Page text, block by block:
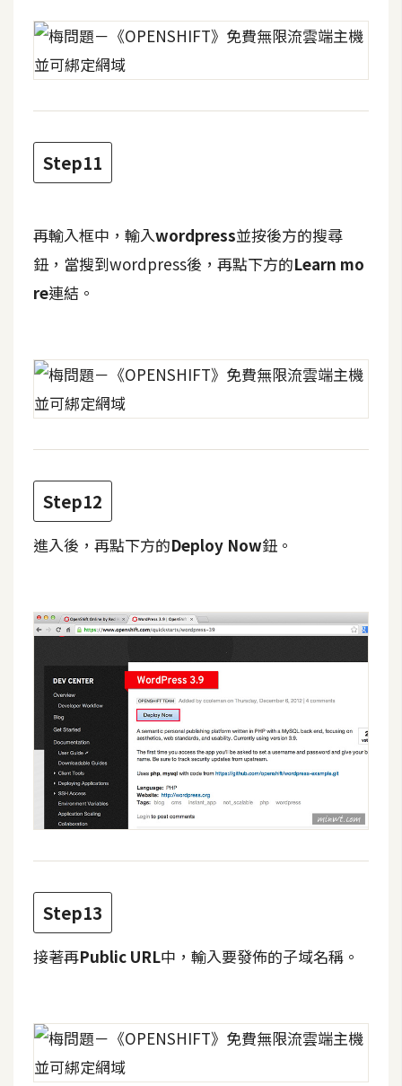
伺
服
器
資
源
免
費
圖
示
費
版
型
M
A
C
箱
章
全
站
合
Step11
再輸入框中，輸入wordpress並按後方的搜尋
鈕，當搜到wordpress後，再點下方的Learn mo
re連結。
Step12
進入後，再點下方的Deploy Now鈕。
Step13
接著再Public URL中，輸入要發佈的子域名稱。